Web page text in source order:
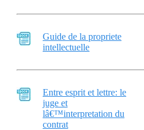
Guide de la propriete
intellectuelle
Entre esprit et lettre: le
juge et
lâ€™interpretation du
contrat